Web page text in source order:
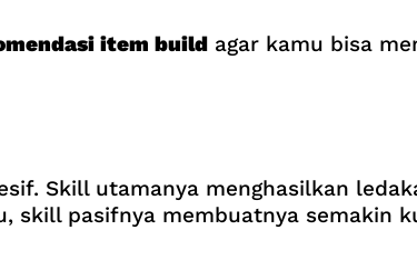
item buildagar kamu bisa
Skill utamanya menghasilkan
skill pasifnya membuatnya semakin